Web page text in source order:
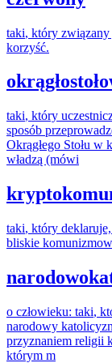
taki, który związany
korzyść.
taki, który
sposób
Okrągłego Stołu w
władzą (mówi
taki, który
bliskie
o człowieku: taki,
narodowy
przyznaniem religii
którym m